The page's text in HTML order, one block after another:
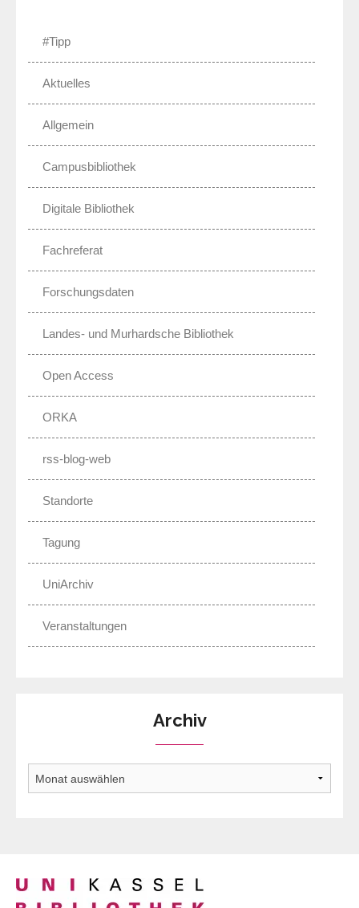
#Tipp
Aktuelles
Allgemein
Campusbibliothek
Digitale Bibliothek
Fachreferat
Forschungsdaten
Landes- und Murhardsche Bibliothek
Open Access
ORKA
rss-blog-web
Standorte
Tagung
UniArchiv
Veranstaltungen
Archiv